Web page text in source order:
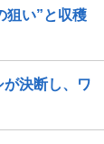
狙い”と収穫
決断し、ワ